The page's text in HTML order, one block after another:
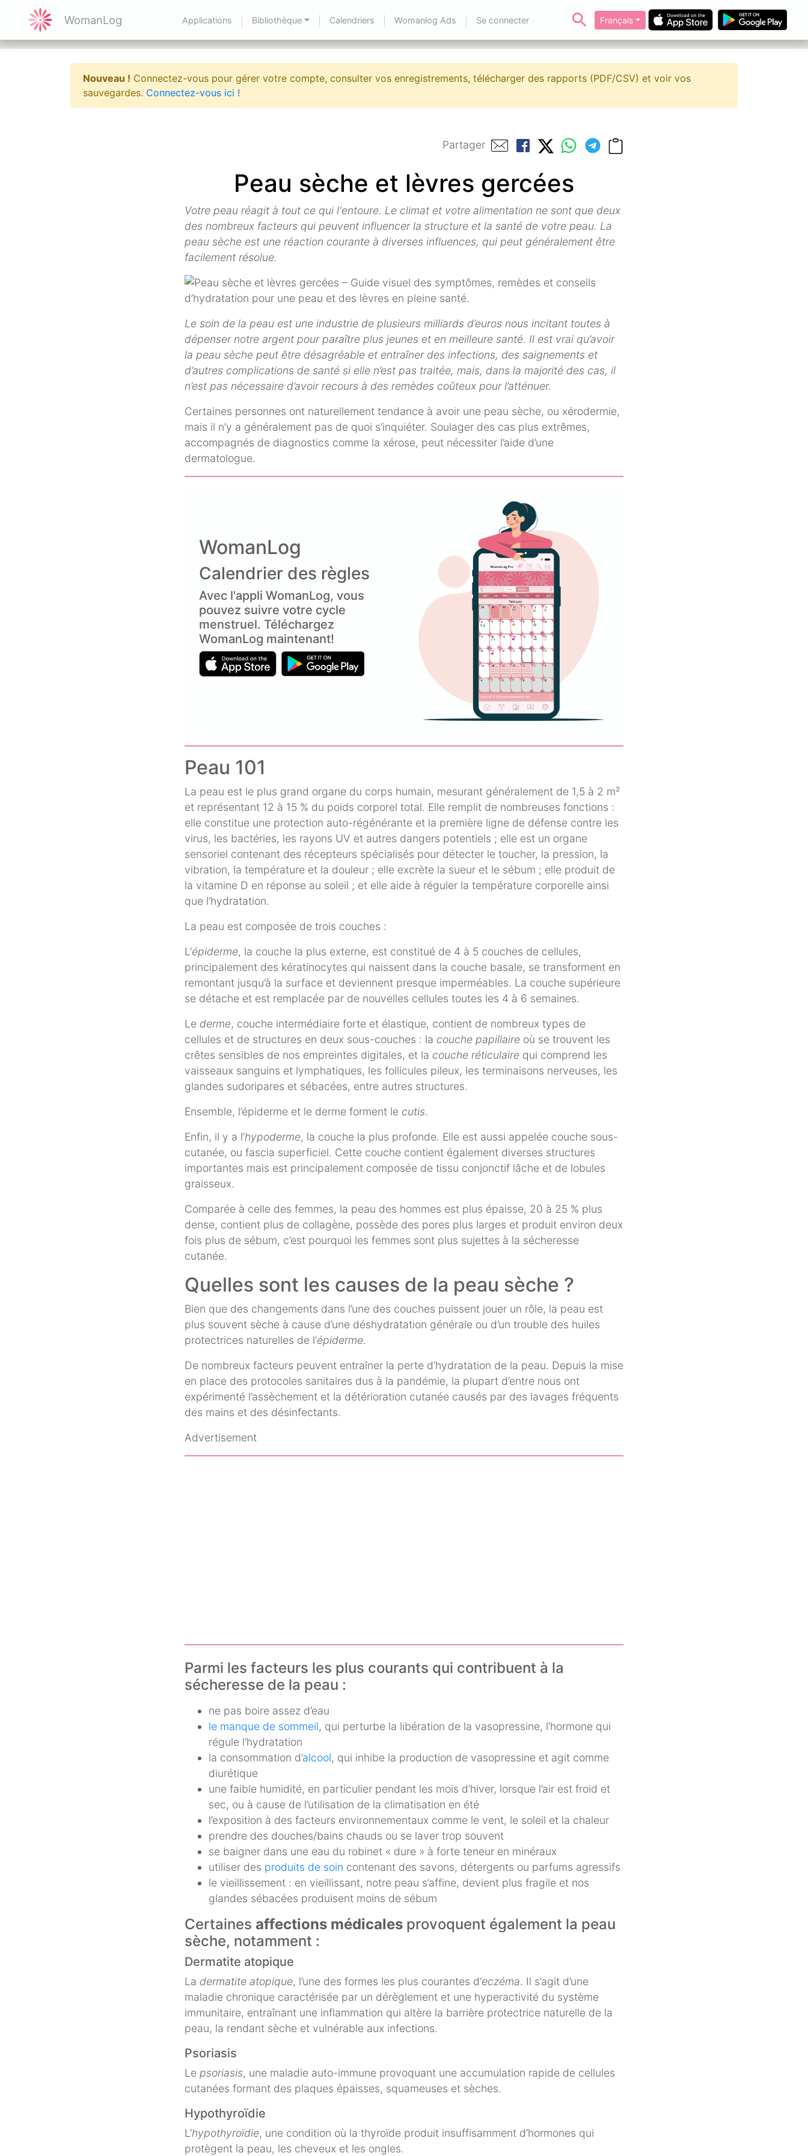
WomanLog Applications Bibliothèque Calendriers Womanlog Ads Se connecter Français
Nouveau ! Connectez-vous pour gérer votre compte, consulter vos enregistrements, télécharger des rapports (PDF/CSV) et voir vos
sauvegardes. Connectez-vous ici !
Partager
Peau sèche et lèvres gercées
Votre peau réagit à tout ce qui l'entoure. Le climat et votre alimentation ne sont que deux
des nombreux facteurs qui peuvent influencer la structure et la santé de votre peau. La
peau sèche est une réaction courante à diverses influences, qui peut généralement être
facilement résolue.
Le soin de la peau est une industrie de plusieurs milliards d’euros nous incitant toutes à
dépenser notre argent pour paraître plus jeunes et en meilleure santé. Il est vrai qu’avoir
la peau sèche peut être désagréable et entraîner des infections, des saignements et
d’autres complications de santé si elle n’est pas traitée, mais, dans la majorité des cas, il
n’est pas nécessaire d’avoir recours à des remèdes coûteux pour l’atténuer.
Certaines personnes ont naturellement tendance à avoir une peau sèche, ou xérodermie,
mais il n’y a généralement pas de quoi s’inquiéter. Soulager des cas plus extrêmes,
accompagnés de diagnostics comme la xérose, peut nécessiter l’aide d’une
dermatologue.
WomanLog
Calendrier des règles
Avec l'appli WomanLog, vous
pouvez suivre votre cycle
menstruel. Téléchargez
WomanLog maintenant!
Peau 101
La peau est le plus grand organe du corps humain, mesurant généralement de 1,5 à 2 m²
et représentant 12 à 15 % du poids corporel total. Elle remplit de nombreuses fonctions :
elle constitue une protection auto-régénérante et la première ligne de défense contre les
virus, les bactéries, les rayons UV et autres dangers potentiels ; elle est un organe
sensoriel contenant des récepteurs spécialisés pour détecter le toucher, la pression, la
vibration, la température et la douleur ; elle excrète la sueur et le sébum ; elle produit de
la vitamine D en réponse au soleil ; et elle aide à réguler la température corporelle ainsi
que l’hydratation.
La peau est composée de trois couches :
L’épiderme, la couche la plus externe, est constitué de 4 à 5 couches de cellules,
principalement des kératinocytes qui naissent dans la couche basale, se transforment en
remontant jusqu’à la surface et deviennent presque imperméables. La couche supérieure
se détache et est remplacée par de nouvelles cellules toutes les 4 à 6 semaines.
Le derme, couche intermédiaire forte et élastique, contient de nombreux types de
cellules et de structures en deux sous-couches : la couche papillaire où se trouvent les
crêtes sensibles de nos empreintes digitales, et la couche réticulaire qui comprend les
vaisseaux sanguins et lymphatiques, les follicules pileux, les terminaisons nerveuses, les
glandes sudoripares et sébacées, entre autres structures.
Ensemble, l’épiderme et le derme forment le cutis.
Enfin, il y a l’hypoderme, la couche la plus profonde. Elle est aussi appelée couche sous-
cutanée, ou fascia superficiel. Cette couche contient également diverses structures
importantes mais est principalement composée de tissu conjonctif lâche et de lobules
graisseux.
Comparée à celle des femmes, la peau des hommes est plus épaisse, 20 à 25 % plus
dense, contient plus de collagène, possède des pores plus larges et produit environ deux
fois plus de sébum, c’est pourquoi les femmes sont plus sujettes à la sécheresse
cutanée.
Quelles sont les causes de la peau sèche ?
Bien que des changements dans l’une des couches puissent jouer un rôle, la peau est
plus souvent sèche à cause d’une déshydratation générale ou d’un trouble des huiles
protectrices naturelles de l’épiderme.
De nombreux facteurs peuvent entraîner la perte d’hydratation de la peau. Depuis la mise
en place des protocoles sanitaires dus à la pandémie, la plupart d’entre nous ont
expérimenté l’assèchement et la détérioration cutanée causés par des lavages fréquents
des mains et des désinfectants.
Advertisement
Parmi les facteurs les plus courants qui contribuent à la
sécheresse de la peau :
ne pas boire assez d’eau
le manque de sommeil, qui perturbe la libération de la vasopressine, l’hormone qui
régule l’hydratation
la consommation d’alcool, qui inhibe la production de vasopressine et agit comme
diurétique
une faible humidité, en particulier pendant les mois d’hiver, lorsque l’air est froid et
sec, ou à cause de l’utilisation de la climatisation en été
l’exposition à des facteurs environnementaux comme le vent, le soleil et la chaleur
prendre des douches/bains chauds ou se laver trop souvent
se baigner dans une eau du robinet « dure » à forte teneur en minéraux
utiliser des produits de soin contenant des savons, détergents ou parfums agressifs
le vieillissement : en vieillissant, notre peau s’affine, devient plus fragile et nos
glandes sébacées produisent moins de sébum
Certaines affections médicales provoquent également la peau
sèche, notamment :
Dermatite atopique
La dermatite atopique, l’une des formes les plus courantes d’eczéma. Il s’agit d’une
maladie chronique caractérisée par un dérèglement et une hyperactivité du système
immunitaire, entraînant une inflammation qui altère la barrière protectrice naturelle de la
peau, la rendant sèche et vulnérable aux infections.
Psoriasis
Le psoriasis, une maladie auto-immune provoquant une accumulation rapide de cellules
cutanées formant des plaques épaisses, squameuses et sèches.
Hypothyroïdie
L’hypothyroïdie, une condition où la thyroïde produit insuffisamment d’hormones qui
protègent la peau, les cheveux et les ongles.